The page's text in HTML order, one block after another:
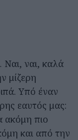
ναι, καλά
μίζερη
Υπό έναν
εαυτός μας:
ακόμη πιο
και από την